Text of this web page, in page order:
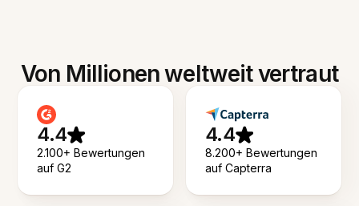
Von Millionen weltweit vertraut
4.4
2.100+ Bewertungen
auf G2
4.4
8.200+ Bewertungen
auf Capterra